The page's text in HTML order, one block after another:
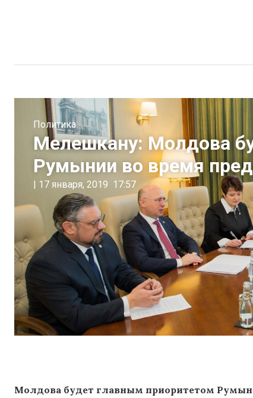
Политика
Мелешкану: Молдова
Румынии во время
| 17 января, 2019 17:57
Молдова будет главным приоритетом